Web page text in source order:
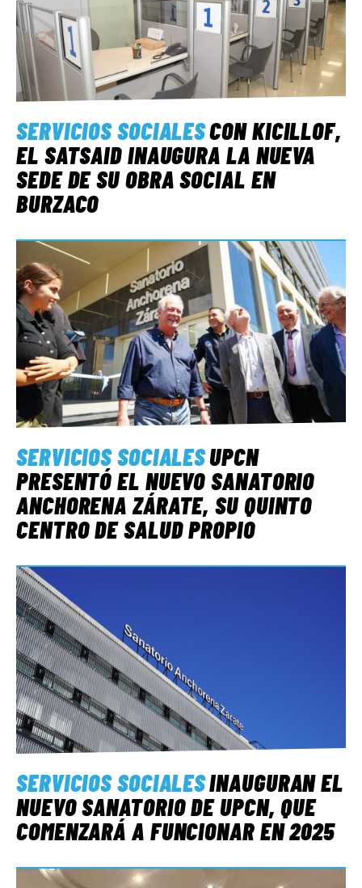
SERVICIOS SOCIALESCON KICILLOF,
EL SATSAID INAUGURA LA NUEVA
SEDE DE SU OBRA SOCIAL EN
BURZACO
SERVICIOS SOCIALESUPCN
PRESENTÓ EL NUEVO SANATORIO
ANCHORENA ZÁRATE, SU QUINTO
CENTRO DE SALUD PROPIO
SERVICIOS SOCIALESINAUGURAN EL
NUEVO SANATORIO DE UPCN, QUE
COMENZARÁ A FUNCIONAR EN 2025